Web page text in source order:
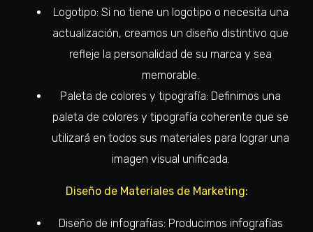
Logotipo: Si no tiene un logotipo o necesita una
actualización, creamos un diseño distintivo que
refleje la personalidad de su marca y sea
memorable.
Paleta de colores y tipografía: Definimos una
paleta de colores y tipografía coherente que se
utilizará en todos sus materiales para lograr una
imagen visual unificada.
Diseño de Materiales de Marketing:
Diseño de infografías: Producimos infografías